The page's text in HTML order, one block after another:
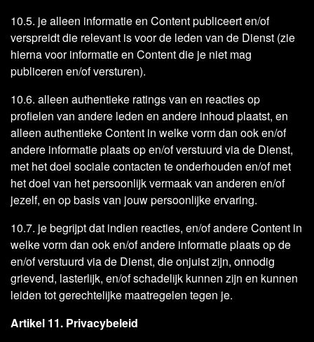
10.5. je alleen informatie en Content publiceert en/of
verspreidt die relevant is voor de leden van de Dienst (zie
hierna voor informatie en Content die je niet mag
publiceren en/of versturen).
10.6. alleen authentieke ratings van en reacties op
profielen van andere leden en andere inhoud plaatst, en
alleen authentieke Content in welke vorm dan ook en/of
andere informatie plaats op en/of verstuurd via de Dienst,
met het doel sociale contacten te onderhouden en/of met
het doel van het persoonlijk vermaak van anderen en/of
jezelf, en op basis van jouw persoonlijke ervaring.
10.7. je begrijpt dat indien reacties, en/of andere Content in
welke vorm dan ook en/of andere informatie plaats op de
en/of verstuurd via de Dienst, die onjuist zijn, onnodig
grievend, lasterlijk, en/of schadelijk kunnen zijn en kunnen
leiden tot gerechtelijke maatregelen tegen je.
Artikel 11. Privacybeleid